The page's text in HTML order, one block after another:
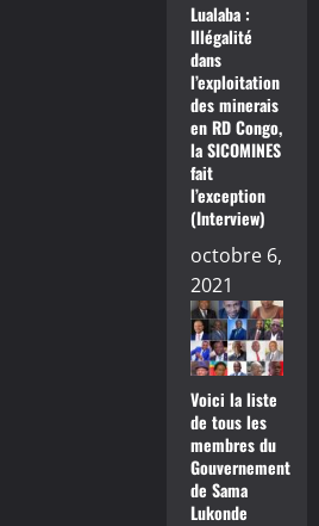
Lualaba :
Illégalité
dans
l’exploitation
des minerais
en RD Congo,
la SICOMINES
fait
l’exception
(Interview)
octobre 6,
2021
Voici la liste
de tous les
membres du
Gouvernement
de Sama
Lukonde